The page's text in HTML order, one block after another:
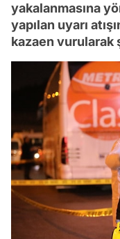
yakalanmasına
yapılan uyarı
kazaen vurularak